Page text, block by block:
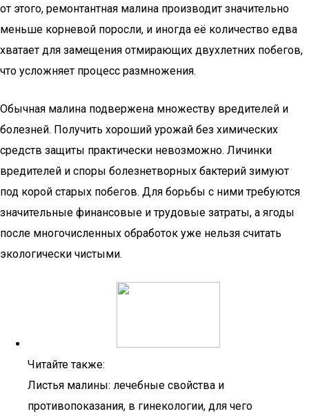
от этого, ремонтантная малина производит значительно
меньше корневой поросли, и иногда её количество едва
хватает для замещения отмирающих двухлетних побегов,
что усложняет процесс размножения.
Обычная малина подвержена множеству вредителей и
болезней. Получить хороший урожай без химических
средств защиты практически невозможно. Личинки
вредителей и споры болезнетворных бактерий зимуют
под корой старых побегов. Для борьбы с ними требуются
значительные финансовые и трудовые затраты, а ягоды
после многочисленных обработок уже нельзя считать
экологически чистыми.
Читайте также:
Листья малины: лечебные свойства и
противопоказания, в гинекологии, для чего